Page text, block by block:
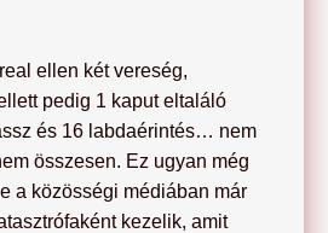
ellen két vereség,
pedig 1 kaput eltaláló
és 16 labdaérintés… nem
összesen. Ez ugyan még
a közösségi médiában már
kezelik, amit